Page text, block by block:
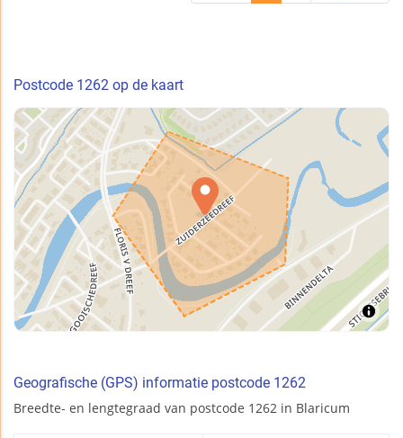
Postcode 1262 op de kaart
Geografische (GPS) informatie postcode 1262
Breedte- en lengtegraad van postcode 1262 in Blaricum